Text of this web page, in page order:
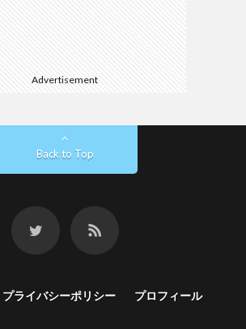
Advertisement
Back to Top
プライバシーポリシー プロフィール